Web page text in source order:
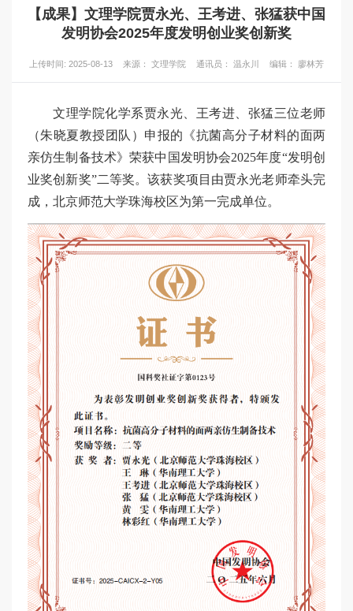
【成果】文理学院贾永光、王考进、张猛获中国
发明协会2025年度发明创业奖创新奖
上传时间: 2025-08-13 来源： 文理学院 通讯员： 温永川 编辑： 廖林芳
文理学院化学系贾永光、王考进、张猛三位老师
（朱晓夏教授团队）申报的《抗菌高分子材料的面两
亲仿生制备技术》荣获中国发明协会2025年度“发明创
业奖创新奖”二等奖。该获奖项目由贾永光老师牵头完
成，北京师范大学珠海校区为第一完成单位。